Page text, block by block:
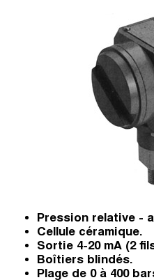
Pression relative -
Cellule céramique.
Sortie 4-20 mA (2
Boîtiers blindés.
Plage de 0 à 400